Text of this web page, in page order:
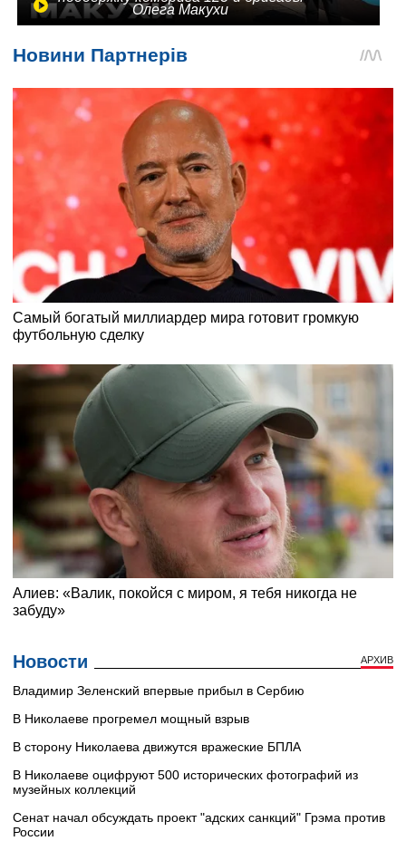
Олега Макухи
Новости АРХИВ
Владимир Зеленский впервые прибыл в Сербию
В Николаеве прогремел мощный взрыв
В сторону Николаева движутся вражеские БПЛА
В Николаеве оцифруют 500 исторических фотографий из
музейных коллекций
Сенат начал обсуждать проект "адских санкций" Грэма против
России